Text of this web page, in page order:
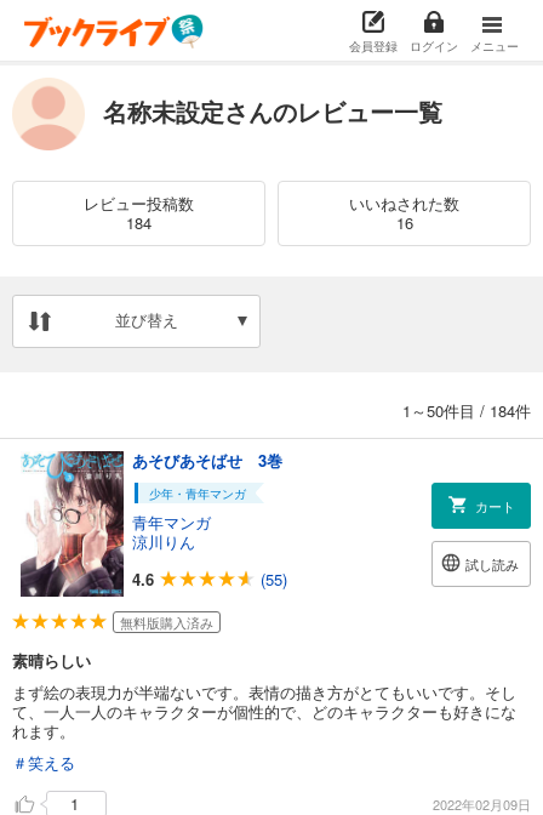
会員登録 ログイン メニュー
名称未設定さんのレビュー一覧
レビュー投稿数
184
いいねされた数
16
並び替え
1～50件目 / 184件
あそびあそばせ 3巻
少年・青年マンガ
青年マンガ
涼川りん
4.6
(55)
カート
試し読み
無料版購入済み
素晴らしい
まず絵の表現力が半端ないです。表情の描き方がとてもいいです。そし
て、一人一人のキャラクターが個性的で、どのキャラクターも好きにな
れます。
＃笑える
1
2022年02月09日